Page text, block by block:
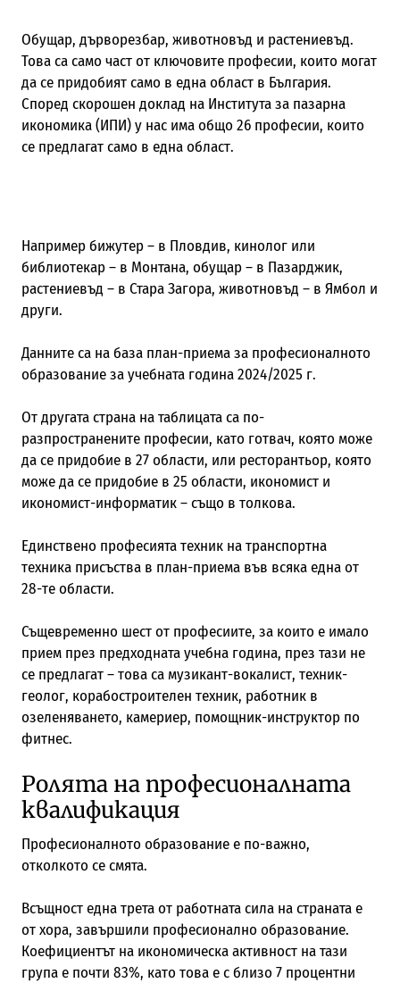
Обущар, дърворезбар, животновъд и растениевъд.
Това са само част от ключовите професии, които могат
да се придобият само в една област в България.
Според скорошен доклад на Института за пазарна
икономика (ИПИ) у нас има общо 26 професии, които
се предлагат само в една област.
Например бижутер – в Пловдив, кинолог или
библиотекар – в Монтана, обущар – в Пазарджик,
растениевъд – в Стара Загора, животновъд – в Ямбол и
други.
Данните са на база план-приема за професионалното
образование за учебната година 2024/2025 г.
От другата страна на таблицата са по-
разпространените професии, като готвач, която може
да се придобие в 27 области, или ресторантьор, която
може да се придобие в 25 области, икономист и
икономист-информатик – също в толкова.
Единствено професията техник на транспортна
техника присъства в план-приема във всяка една от
28-те области.
Същевременно шест от професиите, за които е имало
прием през предходната учебна година, през тази не
се предлагат – това са музикант-вокалист, техник-
геолог, корабостроителен техник, работник в
озеленяването, камериер, помощник-инструктор по
фитнес.
Ролята на професионалната
квалификация
Професионалното образование е по-важно,
отколкото се смята.
Всъщност една трета от работната сила на страната е
от хора, завършили професионално образование.
Коефициентът на икономическа активност на тази
група е почти 83%, като това е с близо 7 процентни